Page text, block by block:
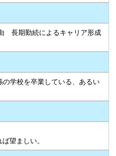
長期勤続によるキャリア形成
学校を卒業している、あるい
望ましい。